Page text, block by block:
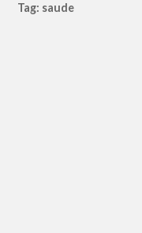
Tag: saude